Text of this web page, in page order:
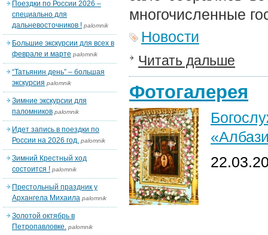
многочисленные
Новости
Читать дальше
Фотогалерея
Поездки по России 2026 –
специально для
дальневосточников ! palomnik
Большие экскурсии для всех в
феврале и марте palomnik
“Татьянин день” – большая
экскурсия palomnik
Зимние экскурсии для
паломников palomnik
Идет запись в поездки по
России на 2026 год. palomnik
Зимний Крестный ход
состоится ! palomnik
Престольный праздник у
Архангела Михаила palomnik
Золотой октябрь в
Петропавловке. palomnik